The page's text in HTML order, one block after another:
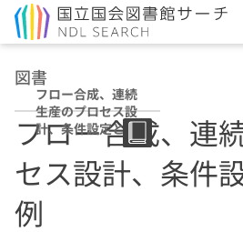
図書
フロー合成、連続
生産のプロセス設
計、条件設定と応
用事例
フロー合成、連
セス設計、条件
例